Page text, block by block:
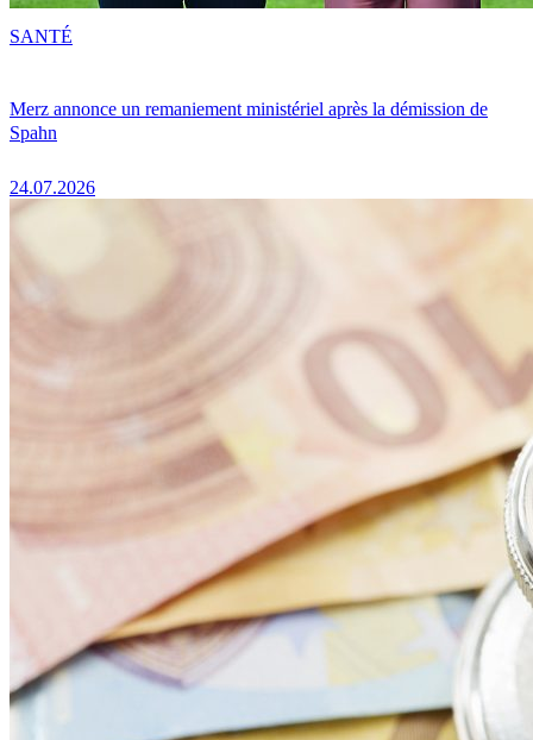
Merz annonce un remaniement ministériel après la démission de
Spahn
24.07.2026
SANTÉ